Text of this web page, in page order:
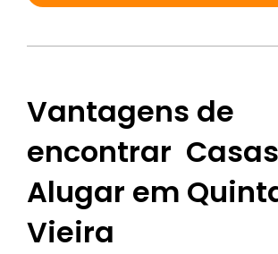
Vantagens de
encontrar
Alugar em
Vieira